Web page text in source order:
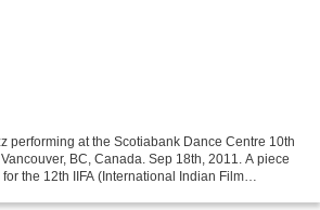
performing at the Scotiabank Dance Centre 10th
BC, Canada. Sep 18th, 2011. A piece
the 12th IIFA (International Indian Film